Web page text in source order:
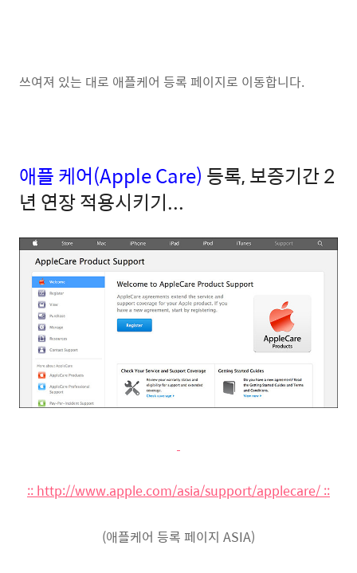
쓰여져 있는 대로 애플케어 등록 페이지로 이동합니다.
애플 케어(Apple Care) 등록, 보증기간 2
년 연장 적용시키기...
:: http://www.apple.com/asia/support/applecare/ ::
(애플케어 등록 페이지 ASIA)